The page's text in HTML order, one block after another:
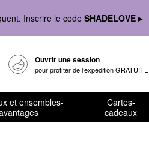
Inscrire le code SHADELOVE ▸
Ouvrir une session
pour profiter de l’expédition GRATUITE
et ensembles-
Cartes-
cadeaux